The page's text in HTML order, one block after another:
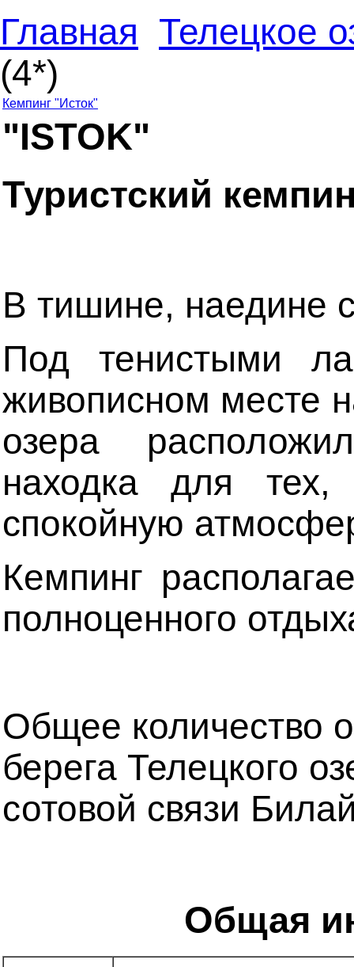
Главная Телецкое
(4*)
Кемпинг "Исток"
"ISTOK"
Туристский
В тишине, наедине
Под тенистыми
живописном месте
озера
находка для
спокойную
Кемпинг
полноценного
Общее количество
берега Телецкого
сотовой связи
Общая